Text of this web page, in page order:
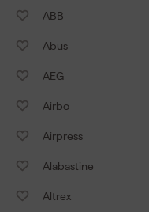
ABB
Abus
AEG
Airbo
Airpress
Alabastine
Altrex